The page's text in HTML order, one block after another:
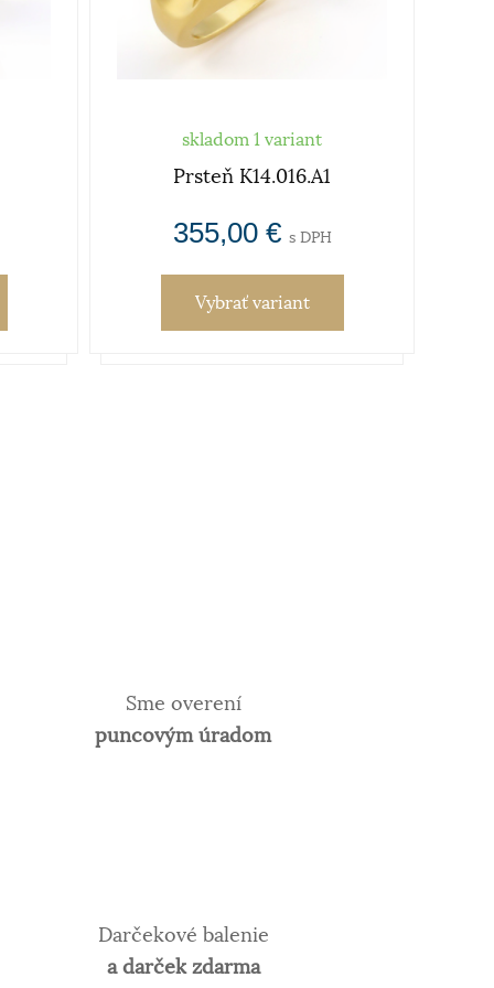
skladom 1 variant
Prsteň K14.016.A1
355,00 € s DPH
Vybrať variant
Sme overení
puncovým úradom
Darčekové balenie
a darček zdarma